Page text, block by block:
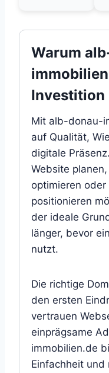
Warum
Investition
Mit alb-donau-
auf Qualität,
digitale
Website
optimieren
positionieren
der ideale
länger, bevor
nutzt.
Die richtige
den ersten
vertrauen
einprägsame
immobilien.de
Einfachheit